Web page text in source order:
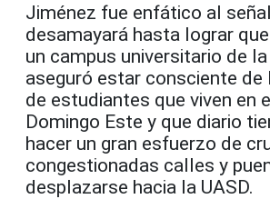
Jiménez fue enfático al
desamayará hasta lograr
un campus universitario de la
aseguró estar consciente de
de estudiantes que viven en
Domingo Este y que diario
hacer un gran esfuerzo de
congestionadas calles y
desplazarse hacia la UASD.